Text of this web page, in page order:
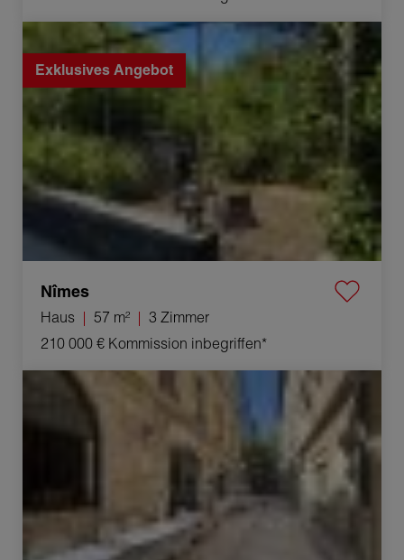
Verkauf Haus Nîmes 3 Zimmer 57 m²
Exklusives Angebot
Nîmes
Haus 57 m²
3 Zimmer
210 000 € Kommission inbegriffen*
Verkauf Geschäft Nîmes 100 m²